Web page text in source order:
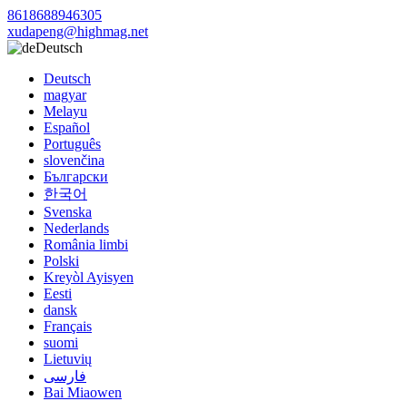
8618688946305
xudapeng@highmag.net
Deutsch
Deutsch
magyar
Melayu
Español
Português
slovenčina
Български
한국어
Svenska
Nederlands
România limbi
Polski
Kreyòl Ayisyen
Eesti
dansk
Français
suomi
Lietuvių
فارسی
Bai Miaowen